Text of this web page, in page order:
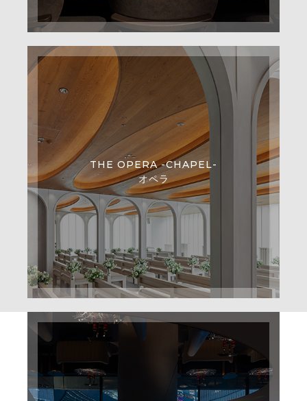
THE OPERA -CHAPEL-
オペラ